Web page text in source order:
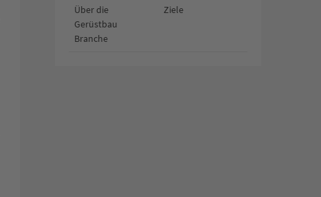
Über die
Gerüstbau
Branche
Ziele